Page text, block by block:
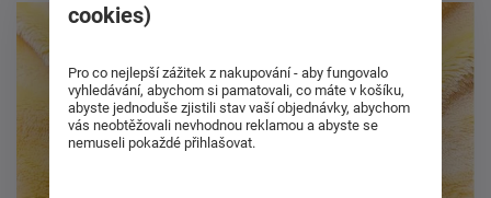
cookies)
Pro co nejlepší zážitek z nakupování - aby fungovalo
vyhledávání, abychom si pamatovali, co máte v košíku,
abyste jednoduše zjistili stav vaší objednávky, abychom
vás neobtěžovali nevhodnou reklamou a abyste se
nemuseli pokaždé přihlašovat.